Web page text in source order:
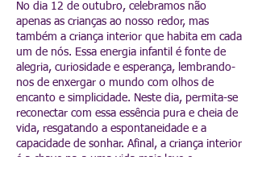
No dia 12 de outubro, celebramos não
apenas as crianças ao nosso redor, mas
também a criança interior que habita em cada
um de nós. Essa energia infantil é fonte de
alegria, curiosidade e esperança, lembrando-
nos de enxergar o mundo com olhos de
encanto e simplicidade. Neste dia, permita-se
reconectar com essa essência pura e cheia de
vida, resgatando a espontaneidade e a
capacidade de sonhar. Afinal, a criança interior
é a chave para uma vida mais leve e